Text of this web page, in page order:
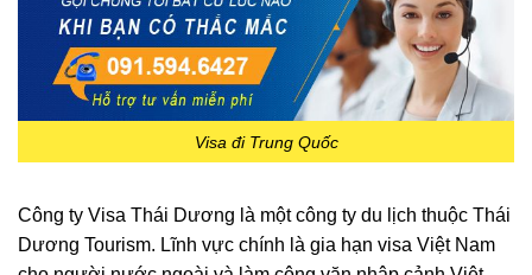
Visa đi Trung Quốc
Công ty Visa Thái Dương là một công ty du lịch thuộc Thái
Dương Tourism. Lĩnh vực chính là gia hạn visa Việt Nam